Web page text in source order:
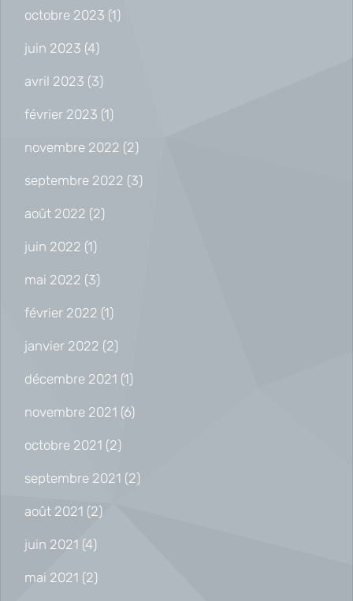
octobre 2023 (1)
juin 2023 (4)
avril 2023 (3)
février 2023 (1)
novembre 2022 (2)
septembre 2022 (3)
août 2022 (2)
juin 2022 (1)
mai 2022 (3)
février 2022 (1)
janvier 2022 (2)
décembre 2021 (1)
novembre 2021 (6)
octobre 2021 (2)
septembre 2021 (2)
août 2021 (2)
juin 2021 (4)
mai 2021 (2)